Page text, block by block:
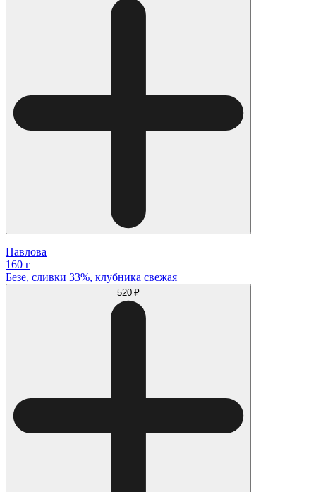
Павлова
160 г
Безе, сливки 33%, клубника свежая
520 ₽